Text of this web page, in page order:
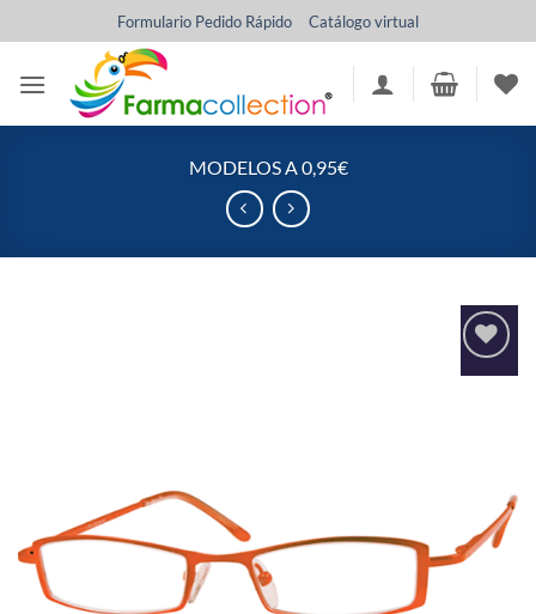
al
contenido
Formulario Pedido Rápido Catálogo virtual
MODELOS A 0,95€
Añadir